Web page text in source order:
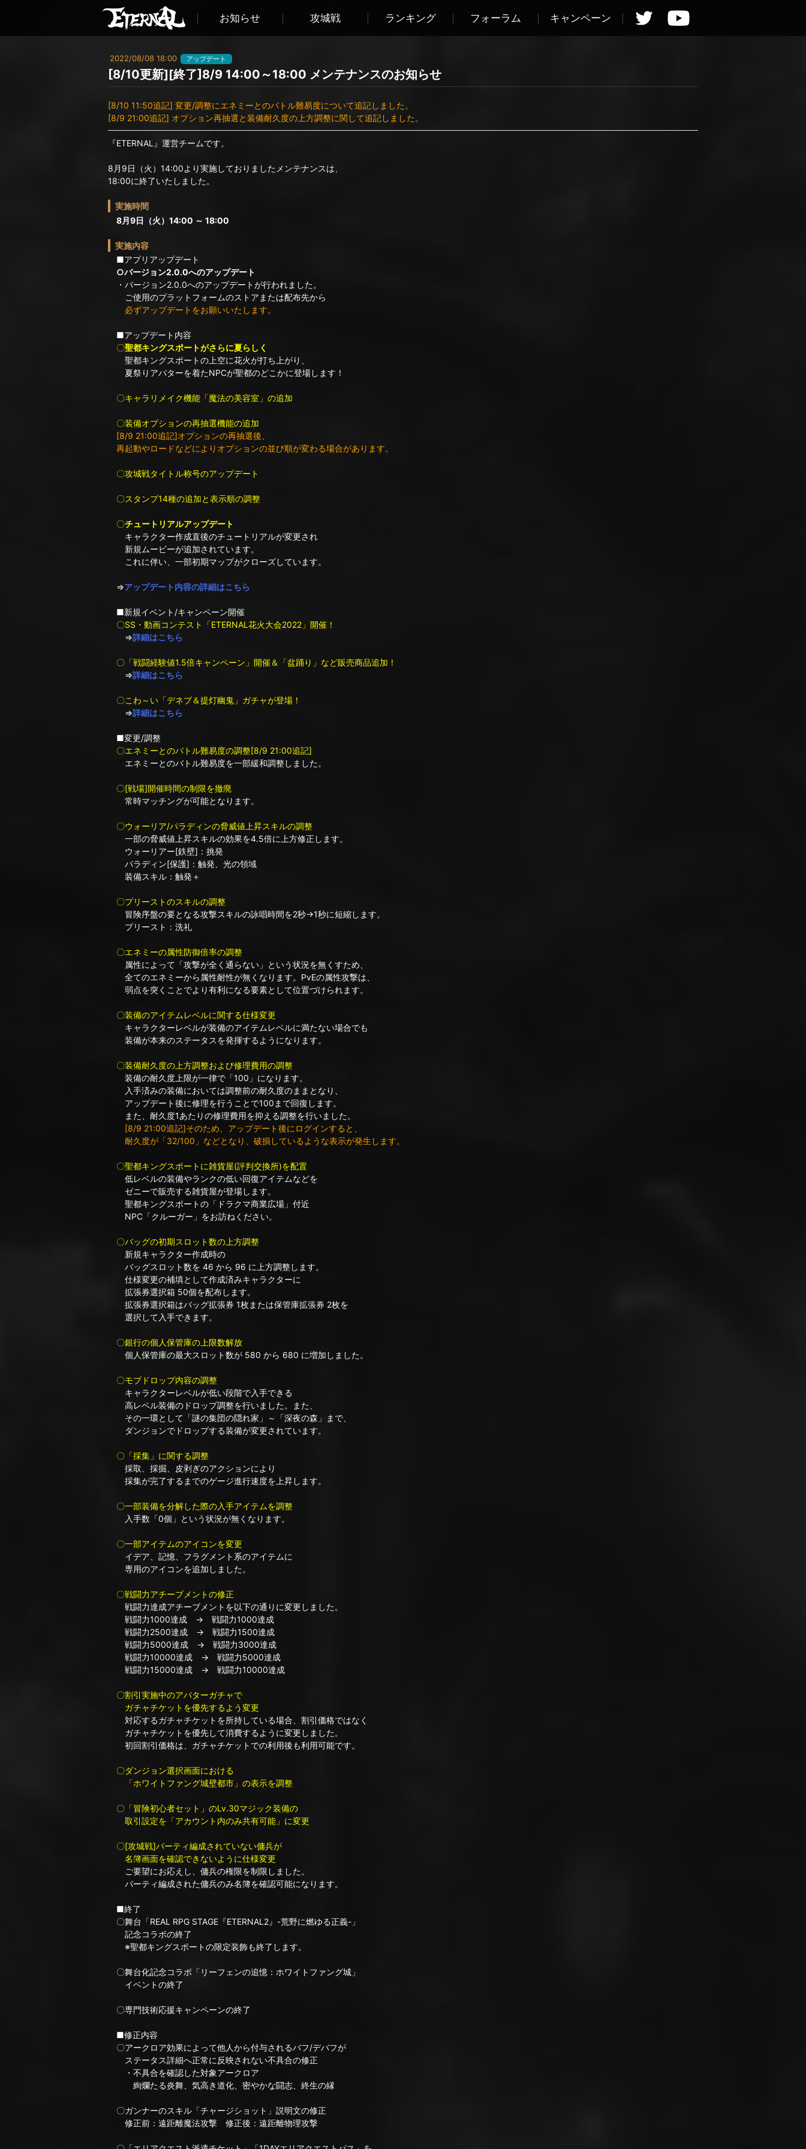
お知らせ 攻城戦 ランキング フォーラム キャンペーン
2022/08/08 18:00 アップデート
[8/10更新][終了]8/9 14:00～18:00 メンテナンスのお知らせ
[8/10 11:50追記] 変更/調整にエネミーとのバトル難易度について追記しました。
[8/9 21:00追記] オプション再抽選と装備耐久度の上方調整に関して追記しました。
『ETERNAL』運営チームです。
8月9日（火）14:00より実施しておりましたメンテナンスは、
18:00に終了いたしました。
実施時間
8月9日（火）14:00 ～ 18:00
実施内容
■アプリアップデート
○バージョン2.0.0へのアップデート
・バージョン2.0.0へのアップデートが行われました。
ご使用のプラットフォームのストアまたは配布先から
必ずアップデートをお願いいたします。
■アップデート内容
〇聖都キングスポートがさらに夏らしく
聖都キングスポートの上空に花火が打ち上がり、
夏祭りアバターを着たNPCが聖都のどこかに登場します！
〇キャラリメイク機能「魔法の美容室」の追加
〇装備オプションの再抽選機能の追加
[8/9 21:00追記]オプションの再抽選後、
再起動やロードなどによりオプションの並び順が変わる場合があります。
〇攻城戦タイトル称号のアップデート
〇スタンプ14種の追加と表示順の調整
〇チュートリアルアップデート
キャラクター作成直後のチュートリアルが変更され
新規ムービーが追加されています。
これに伴い、一部初期マップがクローズしています。
⇒アップデート内容の詳細はこちら
■新規イベント/キャンペーン開催
〇SS・動画コンテスト「ETERNAL花火大会2022」開催！
⇒詳細はこちら
〇「戦闘経験値1.5倍キャンペーン」開催＆「盆踊り」など販売商品追加！
⇒詳細はこちら
〇こわ～い「デネブ＆提灯幽鬼」ガチャが登場！
⇒詳細はこちら
■変更/調整
〇エネミーとのバトル難易度の調整[8/9 21:00追記]
エネミーとのバトル難易度を一部緩和調整しました。
〇[戦場]開催時間の制限を撤廃
常時マッチングが可能となります。
〇ウォーリア/パラディンの脅威値上昇スキルの調整
一部の脅威値上昇スキルの効果を4.5倍に上方修正します。
ウォーリアー[鉄壁]：挑発
パラディン[保護]：触発、光の領域
装備スキル：触発＋
〇プリーストのスキルの調整
冒険序盤の要となる攻撃スキルの詠唱時間を2秒→1秒に短縮します。
プリースト：洗礼
〇エネミーの属性防御倍率の調整
属性によって「攻撃が全く通らない」という状況を無くすため、
全てのエネミーから属性耐性が無くなります。PvEの属性攻撃は、
弱点を突くことでより有利になる要素として位置づけられます。
〇装備のアイテムレベルに関する仕様変更
キャラクターレベルが装備のアイテムレベルに満たない場合でも
装備が本来のステータスを発揮するようになります。
〇装備耐久度の上方調整および修理費用の調整
装備の耐久度上限が一律で「100」になります。
入手済みの装備においては調整前の耐久度のままとなり、
アップデート後に修理を行うことで100まで回復します。
また、耐久度1あたりの修理費用を抑える調整を行いました。
[8/9 21:00追記]そのため、アップデート後にログインすると、
耐久度が「32/100」などとなり、破損しているような表示が発生します。
〇聖都キングスポートに雑貨屋(評判交換所)を配置
低レベルの装備やランクの低い回復アイテムなどを
ゼニーで販売する雑貨屋が登場します。
聖都キングスポートの「ドラクマ商業広場」付近
NPC「クルーガー」をお訪ねください。
〇バッグの初期スロット数の上方調整
新規キャラクター作成時の
バッグスロット数を 46 から 96 に上方調整します。
仕様変更の補填として作成済みキャラクターに
拡張券選択箱 50個を配布します。
拡張券選択箱はバッグ拡張券 1枚または保管庫拡張券 2枚を
選択して入手できます。
〇銀行の個人保管庫の上限数解放
個人保管庫の最大スロット数が 580 から 680 に増加しました。
〇モブドロップ内容の調整
キャラクターレベルが低い段階で入手できる
高レベル装備のドロップ調整を行いました。また、
その一環として「謎の集団の隠れ家」～「深夜の森」まで、
ダンジョンでドロップする装備が変更されています。
〇「採集」に関する調整
採取、採掘、皮剥ぎのアクションにより
採集が完了するまでのゲージ進行速度を上昇します。
〇一部装備を分解した際の入手アイテムを調整
入手数「0個」という状況が無くなります。
〇一部アイテムのアイコンを変更
イデア、記憶、フラグメント系のアイテムに
専用のアイコンを追加しました。
〇戦闘力アチーブメントの修正
戦闘力達成アチーブメントを以下の通りに変更しました。
戦闘力1000達成 → 戦闘力1000達成
戦闘力2500達成 → 戦闘力1500達成
戦闘力5000達成 → 戦闘力3000達成
戦闘力10000達成 → 戦闘力5000達成
戦闘力15000達成 → 戦闘力10000達成
〇割引実施中のアバターガチャで
ガチャチケットを優先するよう変更
対応するガチャチケットを所持している場合、割引価格ではなく
ガチャチケットを優先して消費するように変更しました。
初回割引価格は、ガチャチケットでの利用後も利用可能です。
〇ダンジョン選択画面における
「ホワイトファング城壁都市」の表示を調整
〇「冒険初心者セット」のLv.30マジック装備の
取引設定を「アカウント内のみ共有可能」に変更
〇[攻城戦]パーティ編成されていない傭兵が
名簿画面を確認できないように仕様変更
ご要望にお応えし、傭兵の権限を制限しました。
パーティ編成された傭兵のみ名簿を確認可能になります。
■終了
〇舞台「REAL RPG STAGE『ETERNAL2』-荒野に燃ゆる正義-」
記念コラボの終了
※聖都キングスポートの限定装飾も終了します。
〇舞台化記念コラボ「リーフェンの追憶：ホワイトファング城」
イベントの終了
〇専門技術応援キャンペーンの終了
■修正内容
〇アークロア効果によって他人から付与されるバフ/デバフが
ステータス詳細へ正常に反映されない不具合の修正
・不具合を確認した対象アークロア
絢爛たる炎舞、気高き道化、密やかな闘志、終生の縁
〇ガンナーのスキル「チャージショット」説明文の修正
修正前：遠距離魔法攻撃 修正後：遠距離物理攻撃